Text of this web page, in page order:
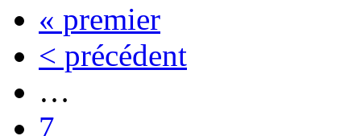
« premier
< précédent
…
7